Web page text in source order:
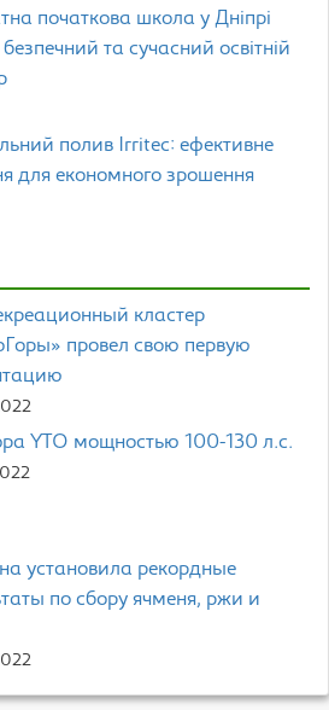
початкова школа у Дніпрі
та сучасний освітній
полив Irritec: ефективне
для економного зрошення
кластер
провел свою первую
YTO мощностью 100-130 л.с.
установила рекордные
по сбору ячменя, ржи и